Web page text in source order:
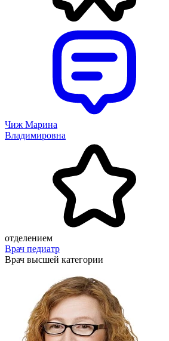
Чиж Марина
Владимировна
отделением
Врач педиатр
Врач высшей категории